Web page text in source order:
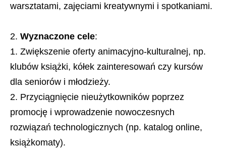
warsztatami, zajęciami kreatywnymi i spotkaniami.
Wyznaczone cele:
Zwiększenie oferty animacyjno-kulturalnej, np.
klubów książki, kółek zainteresowań czy kursów
dla seniorów i młodzieży.
Przyciągnięcie nieużytkowników poprzez
promocję i wprowadzenie nowoczesnych
rozwiązań technologicznych (np. katalog online,
książkomaty).